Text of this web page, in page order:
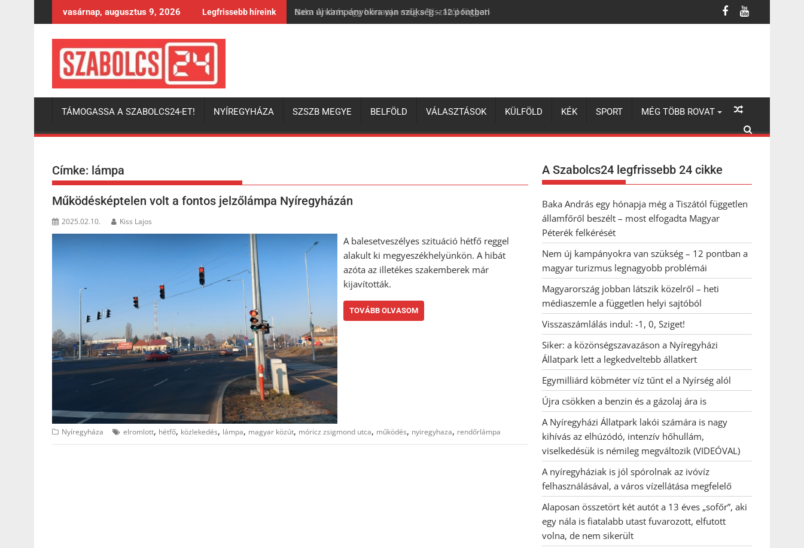
to
vasárnap, augusztus 9, 2026 Legfrissebb híreink Nem új kampányokra van szükség – 12 pontban a magyar turizmus legnagyobb problémái
TÁMOGASSA A SZABOLCS24-ET! NYÍREGYHÁZA SZSZB MEGYE BELFÖLD VÁLASZTÁSOK KÜLFÖLD KÉK SPORT MÉG TÖBB ROVAT
Címke: lámpa
Működésképtelen volt a fontos jelzőlámpa Nyíregyházán
2025.02.10. Kiss Lajos
A balesetveszélyes szituáció hétfő reggel
alakult ki megyeszékhelyünkön. A hibát
azóta az illetékes szakemberek már
kijavították.
TOVÁBB OLVASOM
Nyíregyháza elromlott, hétfő, közlekedés, lámpa, magyar közút, móricz zsigmond utca, működés, nyiregyhaza, rendőrlámpa
A Szabolcs24 legfrissebb 24 cikke
Baka András egy hónapja még a Tiszától független
államfőről beszélt – most elfogadta Magyar
Péterék felkérését
Nem új kampányokra van szükség – 12 pontban a
magyar turizmus legnagyobb problémái
Magyarország jobban látszik közelről – heti
médiaszemle a független helyi sajtóból
Visszaszámlálás indul: -1, 0, Sziget!
Siker: a közönségszavazáson a Nyíregyházi
Állatpark lett a legkedveltebb állatkert
Egymilliárd köbméter víz tűnt el a Nyírség alól
Újra csökken a benzin és a gázolaj ára is
A Nyíregyházi Állatpark lakói számára is nagy
kihívás az elhúzódó, intenzív hőhullám,
viselkedésük is némileg megváltozik (VIDEÓVAL)
A nyíregyháziak is jól spórolnak az ivóvíz
felhasználásával, a város vízellátása megfelelő
Alaposan összetört két autót a 13 éves „sofőr”, aki
egy nála is fiatalabb utast fuvarozott, elfutott
volna, de nem sikerült